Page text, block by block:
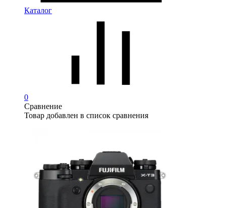
Каталог
0
Сравнение
Товар добавлен в список сравнения